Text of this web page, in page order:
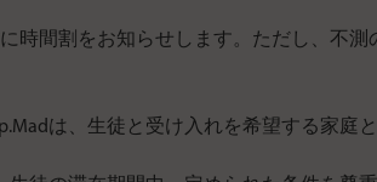
時間割をお知らせします。ただし、不
は、生徒と受け入れを希望する家